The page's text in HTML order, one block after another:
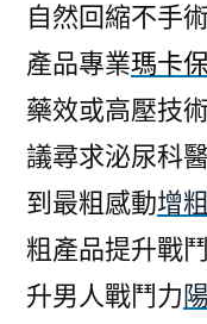
自然回縮不手
產品專業瑪卡
藥效或高壓技
議尋求泌尿科
到最粗感動增
粗產品提升戰
升男人戰鬥力